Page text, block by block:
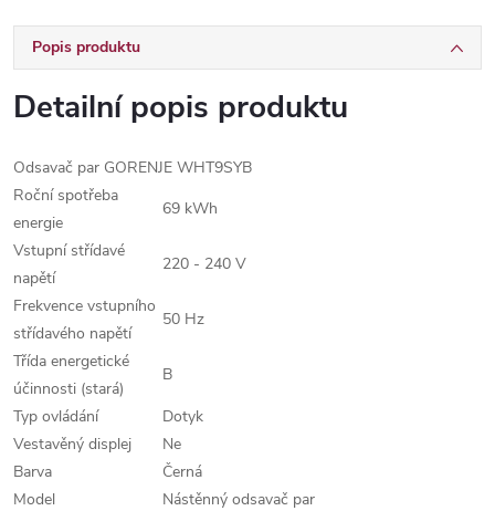
Popis produktu
Detailní popis produktu
Odsavač par GORENJE WHT9SYB
Roční spotřeba
energie
69 kWh
Vstupní střídavé
napětí
220 - 240 V
Frekvence vstupního
střídavého napětí
50 Hz
Třída energetické
účinnosti (stará)
B
Typ ovládání
Dotyk
Vestavěný displej
Ne
Barva
Černá
Model
Nástěnný odsavač par